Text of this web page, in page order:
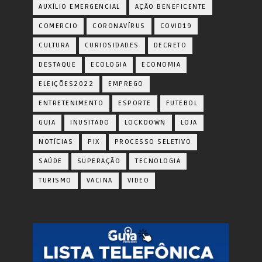
AUXÍLIO EMERGENCIAL AÇÃO BENEFICENTE
COMERCIO CORONAVÍRUS COVID19
CULTURA CURIOSIDADES DECRETO
DESTAQUE ECOLOGIA ECONOMIA
ELEIÇÕES2022 EMPREGO
ENTRETENIMENTO ESPORTE FUTEBOL
GUIA INUSITADO LOCKDOWN LOJA
NOTÍCIAS PIX PROCESSO SELETIVO
SAÚDE SUPERAÇÃO TECNOLOGIA
TURISMO VACINA VIDEO